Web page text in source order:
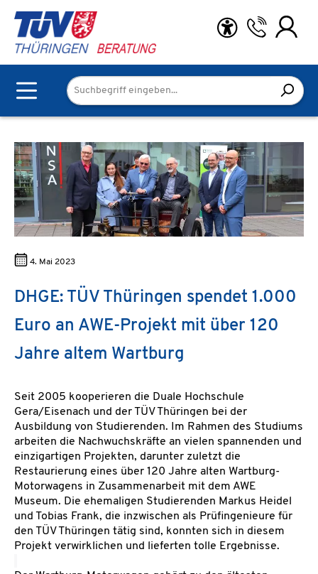
Zum Hauptinhalt springen
4. Mai 2023
DHGE: TÜV Thüringen spendet 1.000
Euro an AWE-Projekt mit über 120
Jahre altem Wartburg
Seit 2005 kooperieren die Duale Hochschule
Gera/Eisenach und der TÜV Thüringen bei der
Ausbildung von Studierenden. Im Rahmen des Studiums
arbeiten die Nachwuchskräfte an vielen spannenden und
einzigartigen Projekten, darunter zuletzt die
Restaurierung eines über 120 Jahre alten Wartburg-
Motorwagens in Zusammenarbeit mit dem AWE
Museum. Die ehemaligen Studierenden Markus Heidel
und Tobias Frank, die inzwischen als Prüfingenieure für
den TÜV Thüringen tätig sind, konnten sich in diesem
Projekt verwirklichen und lieferten tolle Ergebnisse.